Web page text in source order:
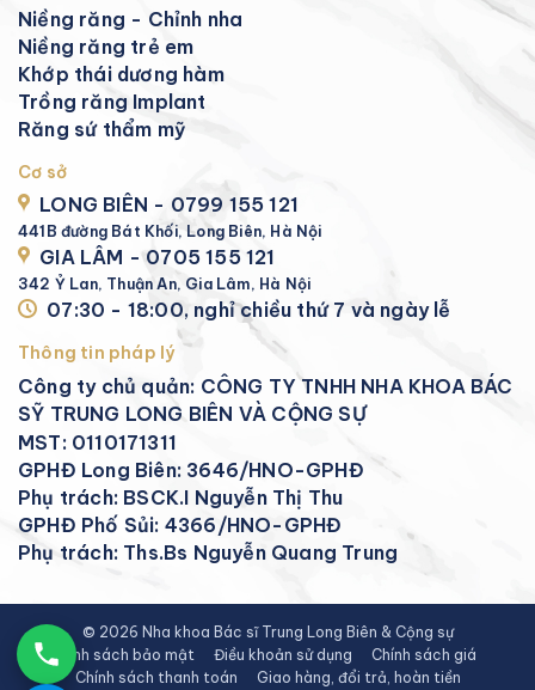
Niềng răng - Chỉnh nha
Niềng răng trẻ em
Khớp thái dương hàm
Trồng răng Implant
Răng sứ thẩm mỹ
Cơ sở
LONG BIÊN - 0799 155 121
441B đường Bát Khối, Long Biên, Hà Nội
GIA LÂM - 0705 155 121
342 Ỷ Lan, Thuận An, Gia Lâm, Hà Nội
07:30 - 18:00, nghỉ chiều thứ 7 và ngày lễ
Thông tin pháp lý
Công ty chủ quản: CÔNG TY TNHH NHA KHOA BÁC
SỸ TRUNG LONG BIÊN VÀ CỘNG SỰ
MST: 0110171311
GPHĐ Long Biên: 3646/HNO-GPHĐ
Phụ trách: BSCK.I Nguyễn Thị Thu
GPHĐ Phố Sủi: 4366/HNO-GPHĐ
Phụ trách: Ths.Bs Nguyễn Quang Trung
© 2026 Nha khoa Bác sĩ Trung Long Biên & Cộng sự
Chính sách bảo mật
Điều khoản sử dụng
Chính sách giá
Chính sách thanh toán
Giao hàng, đổi trả, hoàn tiền